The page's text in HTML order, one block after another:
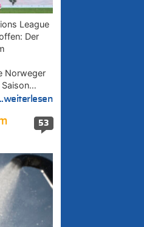
League
Der
Norweger
Saison…
53